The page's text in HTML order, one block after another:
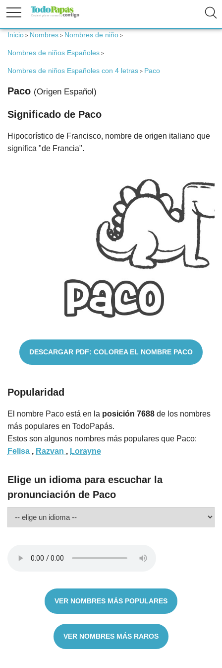
Fertilidad
Embarazo
Bebé
Padres
Inicio > Nombres > Nombres de niño >
Nombres de niños Españoles >
Nombres de niños Españoles con 4 letras > Paco
Paco (Origen Español)
Significado de Paco
Hipocorístico de Francisco, nombre de origen italiano que
significa "de Francia".
DESCARGAR PDF: COLOREA EL NOMBRE PACO
Popularidad
El nombre Paco está en la posición 7688 de los nombres
más populares en TodoPapás.
Estos son algunos nombres más populares que Paco:
Felisa , Razvan , Lorayne
Elige un idioma para escuchar la
pronunciación de Paco
VER NOMBRES MÁS POPULARES
VER NOMBRES MÁS RAROS